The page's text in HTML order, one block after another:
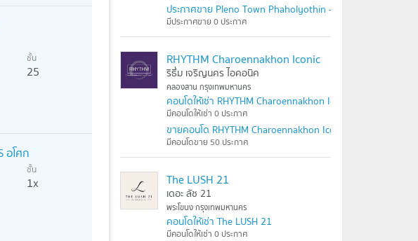
ชั้น
25
อโศก
ชั้น
1x
ประกาศขาย Pleno Town Phaholyothin - Vibhavadi
มีประกาศขาย 0 ประกาศ
RHYTHM Charoennakhon Iconic
ริธึ่ม เจริญนคร ไอคอนิค
คลองสาน กรุงเทพมหานคร
คอนโดให้เช่า RHYTHM Charoennakhon Iconic
มีคอนโดให้เช่า 0 ประกาศ
ขายคอนโด RHYTHM Charoennakhon Iconic
มีคอนโดขาย 50 ประกาศ
The LUSH 21
เดอะ ลัช 21
พระโขนง กรุงเทพมหานคร
คอนโดให้เช่า The LUSH 21
มีคอนโดให้เช่า 0 ประกาศ